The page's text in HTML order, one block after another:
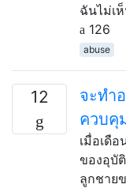
ฉันไม่เ
126
abuse
12
จะทำ
ควบคุ
เมื่อเดื
ของอุบั
ลูกชาย